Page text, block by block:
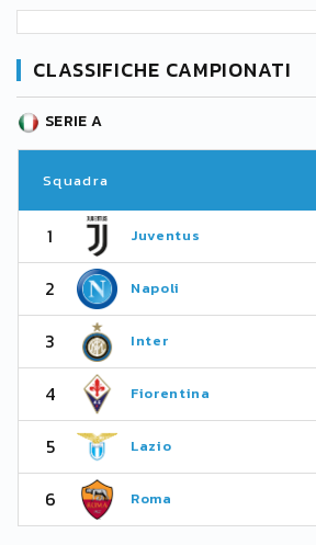
CLASSIFICHE CAMPIONATI
SERIE A
Squadra
1 Juventus
2 Napoli
3 Inter
4 Fiorentina
5 Lazio
6 Roma